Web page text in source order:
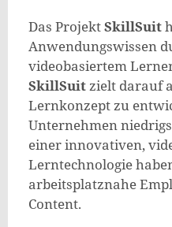
Das ProjektSkillSuit
Anwendungswissen
videobasiertem
SkillSuitzielt darauf
Lernkonzept zu
Unternehmen
einer innovativen,
Lerntechnologie
arbeitsplatznahe
Content.